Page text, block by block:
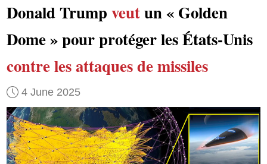
Donald Trump veutun « Golden
Dome » pour protéger les États-Unis
contre les attaques de missiles
4 June 2025